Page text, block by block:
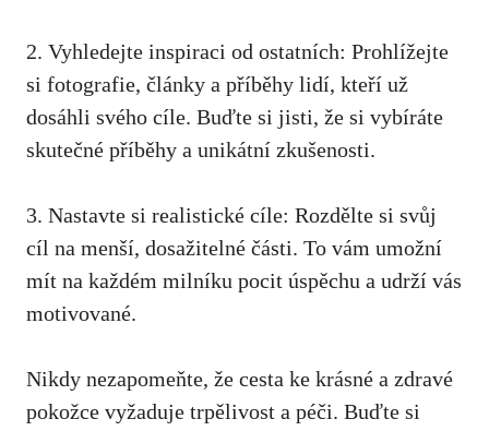
2. ⁤Vyhledejte inspiraci od ostatních: ‌Prohlížejte
⁢si fotografie, články a příběhy lidí, kteří už
dosáhli svého cíle. Buďte si jisti, že si vybíráte
skutečné ​příběhy a unikátní zkušenosti.
3. Nastavte si realistické cíle: Rozdělte si svůj
cíl na menší, dosažitelné části. To​ vám umožní
mít na každém milníku pocit úspěchu a udrží vás
motivované.
Nikdy nezapomeňte, že cesta ke krásné a zdravé ​
pokožce vyžaduje trpělivost a péči. ‌Buďte si